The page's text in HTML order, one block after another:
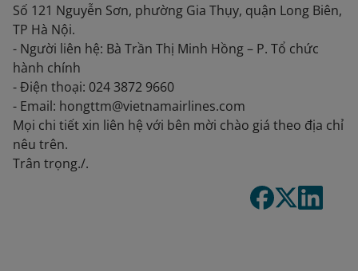
Số 121 Nguyễn Sơn, phường Gia Thụy, quận Long Biên,
TP Hà Nội.
- Người liên hệ: Bà Trần Thị Minh Hồng – P. Tổ chức
hành chính
- Điện thoại: 024 3872 9660
- Email: hongttm@vietnamairlines.com
Mọi chi tiết xin liên hệ với bên mời chào giá theo địa chỉ
nêu trên.
Trân trọng./.